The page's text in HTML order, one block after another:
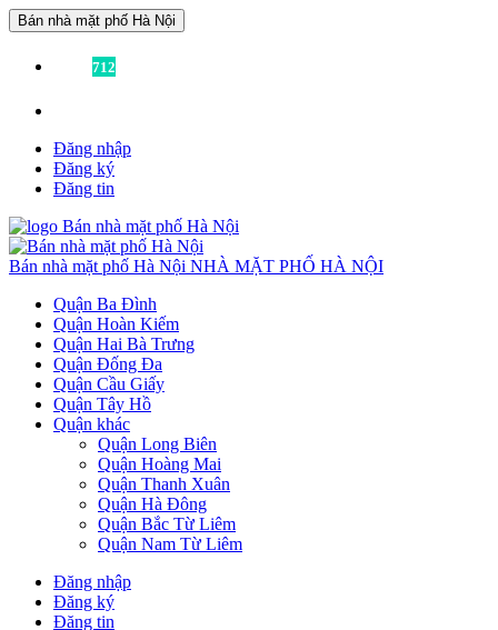
Bán nhà mặt phố Hà Nội
712
Đăng nhập
Đăng ký
Đăng tin
Bán nhà mặt phố Hà Nội NHÀ MẶT PHỐ HÀ NỘI
Quận Ba Đình
Quận Hoàn Kiếm
Quận Hai Bà Trưng
Quận Đống Đa
Quận Cầu Giấy
Quận Tây Hồ
Quận khác
Quận Long Biên
Quận Hoàng Mai
Quận Thanh Xuân
Quận Hà Đông
Quận Bắc Từ Liêm
Quận Nam Từ Liêm
Đăng nhập
Đăng ký
Đăng tin